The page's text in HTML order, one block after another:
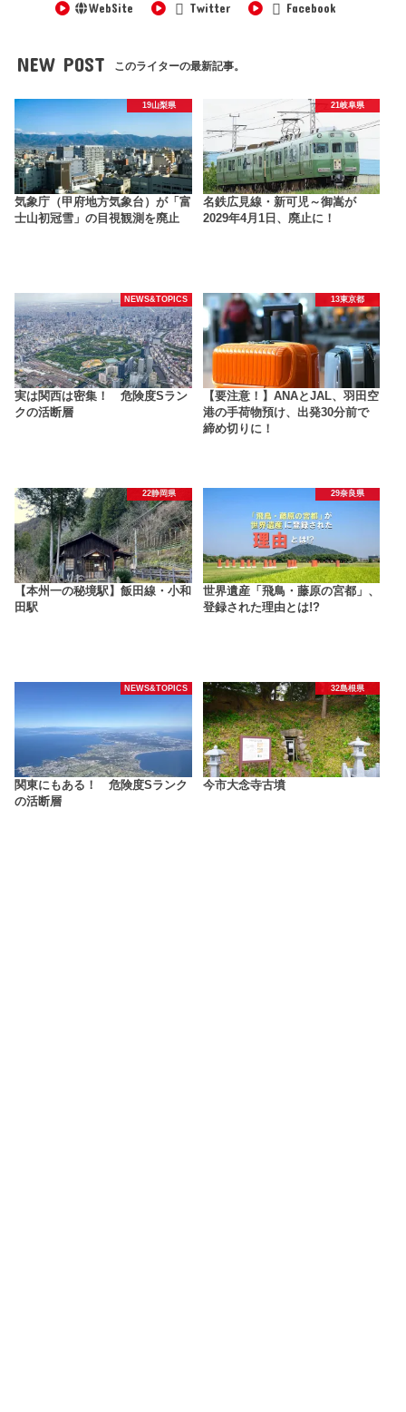
WebSite Twitter Facebook
NEW POST このライターの最新記事。
19山梨県
気象庁（甲府地方気象台）が「富
士山初冠雪」の目視観測を廃止
21岐阜県
名鉄広見線・新可児～御嵩が
2029年4月1日、廃止に！
NEWS&TOPICS
実は関西は密集！ 危険度Sラン
クの活断層
13東京都
【要注意！】ANAとJAL、羽田空
港の手荷物預け、出発30分前で
締め切りに！
22静岡県
【本州一の秘境駅】飯田線・小和
田駅
29奈良県
世界遺産「飛鳥・藤原の宮都」、
登録された理由とは!?
NEWS&TOPICS
関東にもある！ 危険度Sランク
の活断層
32島根県
今市大念寺古墳